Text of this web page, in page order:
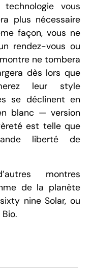
vous
plus nécessaire
façon, vous ne
rendez-vous ou
ne tombera
dès lors que
leur style
se déclinent en
blanc — version
est telle que
liberté de
montres
de la planète
nine Solar, ou